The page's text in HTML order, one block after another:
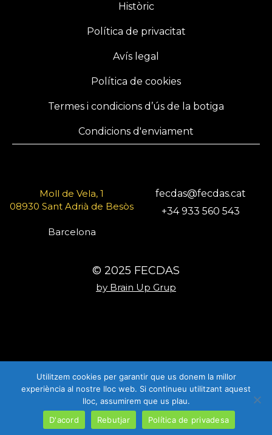
Històric
Política de privacitat
Avís legal
Política de cookies
Termes i condicions d’ús de la botiga
Condicions d'enviament
Moll de Vela, 1
08930 Sant Adrià de Besòs
Barcelona
fecdas@fecdas.cat
+34 933 560 543
© 2025 FECDAS
by Brain Up Grup
Utilitzem cookies per garantir que us donem la millor
experiència al nostre lloc web. Si continueu utilitzant aquest
lloc, assumirem que us plau.
D'acord
Rebutjar Política de privadesa